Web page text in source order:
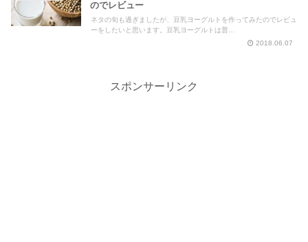
のでレビュー
ネタの旬も過ぎましたが、豆乳ヨーグルトを作ってみたのでレビュ
ーをしたいと思います。豆乳ヨーグルトは普...
2018.06.07
スポンサーリンク